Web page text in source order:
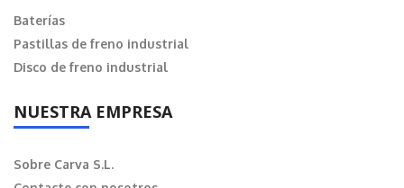
Baterías
Pastillas de freno industrial
Disco de freno industrial
NUESTRA EMPRESA
Sobre Carva S.L.